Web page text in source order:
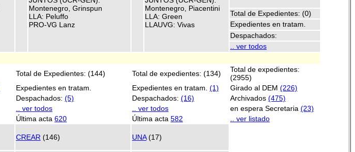
Montenegro, Grinspun
LLA: Peluffo
PRO-VG Lanz
Montenegro, Piacentini
LLA: Green
LLAUVG: Vivas
Total de Expedientes: (0)
Expedientes en tratam.
Despachados:
.. ver todos
Total de Expedientes: (144) Total de expedientes: (134)
Total de expedientes:
(2955)
Expedientes en tratam. Expedientes en tratam. (1) Girado al DEM (226)
Despachados: (5) Despachados: (16) Archivados (475)
.. ver todos .. ver todos en espera Secretaria (23)
Última acta 620 Última acta 582 .. ver listado
CREAR (146) UNA(17)